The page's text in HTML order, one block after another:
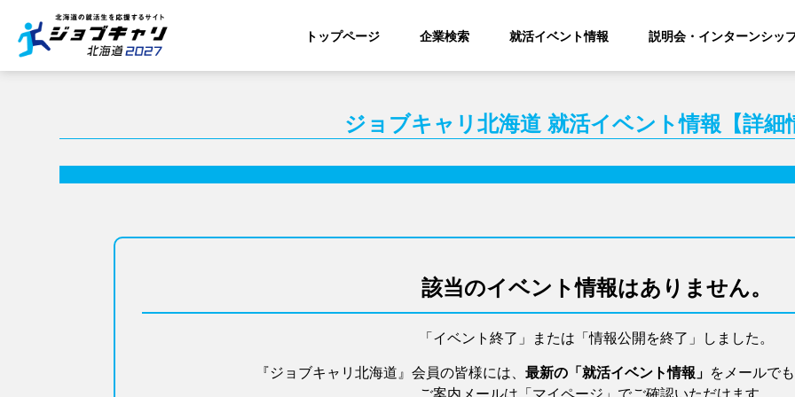
トップページ 企業検索 就活イベント情報 説明会・インターンシッ
ジョブキャリ北海道 就活イベント情報【詳細
該当のイベント情報はありません。
「イベント終了」または「情報公開を終了」しました。
『ジョブキャリ北海道』会員の皆様には、 最新の「就活イベント情報」 をメールで